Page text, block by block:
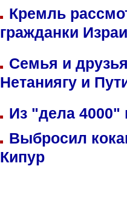
Кремль
гражданки
Семья и
Нетаниягу и
Из "дела 4000"
Выбросил
Кипур